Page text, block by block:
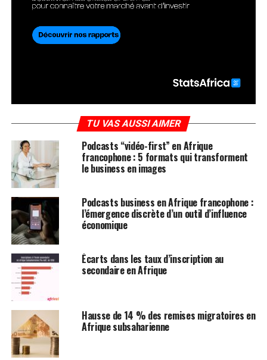
TU VAS AUSSI AIMER
Podcasts “vidéo-first” en Afrique
francophone : 5 formats qui transforment
le business en images
Podcasts business en Afrique francophone :
l’émergence discrète d’un outil d’influence
économique
Écarts dans les taux d’inscription au
secondaire en Afrique
Hausse de 14 % des remises migratoires en
Afrique subsaharienne